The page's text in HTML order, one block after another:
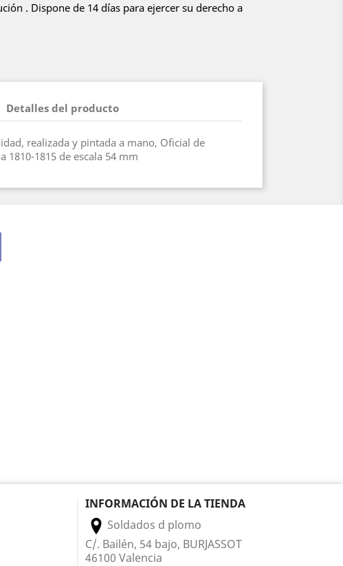
. Dispone de 14 días para ejercer su derecho a
Detalles del producto
realizada y pintada a mano, Oficial de
1810-1815 de escala 54 mm
INFORMACIÓN DE LA TIENDA
Soldados d plomo
C/. Bailén, 54 bajo, BURJASSOT
46100 Valencia